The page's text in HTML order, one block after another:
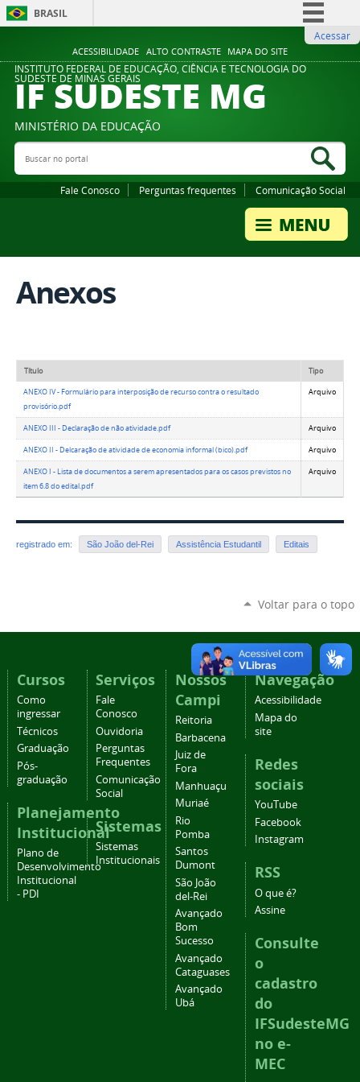
ACESSIBILIDADE ALTO CONTRASTE MAPA DO SITE
BRASIL
Comunica BR
Participe
Legislação
Acessar
INSTITUTO FEDERAL DE EDUCAÇÃO, CIÊNCIA E TECNOLOGIA DO
SUDESTE DE MINAS GERAIS
IF SUDESTE MG
MINISTÉRIO DA EDUCAÇÃO
Buscar no portal
Fale Conosco Perguntas frequentes Comunicação Social
Anexos
Título Tipo
ANEXO IV - Formulário para interposição de recurso contra o resultado
provisório.pdf
Arquivo
ANEXO III - Declaração de não atividade.pdf Arquivo
ANEXO II - Delcaração de atividade de economia informal (bico).pdf Arquivo
ANEXO I - Lista de documentos a serem apresentados para os casos previstos no
item 6.8 do edital.pdf
Arquivo
registrado em: São João del-Rei Assistência Estudantil Editais
Voltar para o topo
Cursos
Como
ingressar
Técnicos
Graduação
Pós-
graduação
Planejamento
Institucional
Plano de
Desenvolvimento
Institucional
- PDI
Serviços
Fale
Conosco
Ouvidoria
Perguntas
Frequentes
Comunicação
Social
Sistemas
Sistemas
Institucionais
Nossos
Campi
Reitoria
Barbacena
Juiz de
Fora
Manhuaçu
Muriaé
Rio
Pomba
Santos
Dumont
São João
del-Rei
Avançado
Bom
Sucesso
Avançado
Cataguases
Avançado
Ubá
Navegação
Acessibilidade
Mapa do
site
Redes
sociais
YouTube
Facebook
Instagram
RSS
O que é?
Assine
Consulte
o
cadastro
do
IFSudesteMG
no e-
MEC